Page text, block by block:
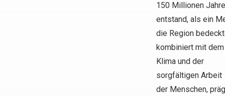
150 Millionen
entstand, als ein
die Region
kombiniert mit dem
Klima und der
sorgfältigen Arbeit
der Menschen,